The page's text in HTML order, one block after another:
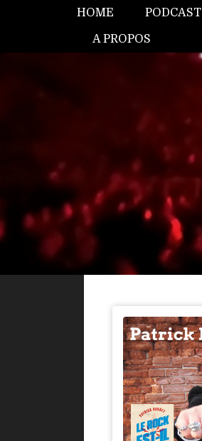
HOME PODCAST
A PROPOS